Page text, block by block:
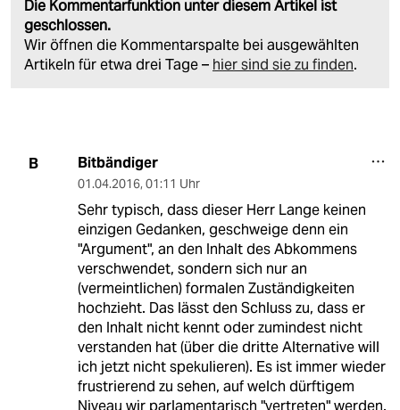
Die Kommentarfunktion unter diesem Artikel ist
geschlossen.
Wir öffnen die Kommentarspalte bei ausgewählten
Artikeln für etwa drei Tage – hier sind sie zu finden.
B Bitbändiger
01.04.2016, 01:11 Uhr
Sehr typisch, dass dieser Herr Lange keinen
einzigen Gedanken, geschweige denn ein
"Argument", an den Inhalt des Abkommens
verschwendet, sondern sich nur an
(vermeintlichen) formalen Zuständigkeiten
hochzieht. Das lässt den Schluss zu, dass er
den Inhalt nicht kennt oder zumindest nicht
verstanden hat (über die dritte Alternative will
ich jetzt nicht spekulieren). Es ist immer wieder
frustrierend zu sehen, auf welch dürftigem
Niveau wir parlamentarisch "vertreten" werden.